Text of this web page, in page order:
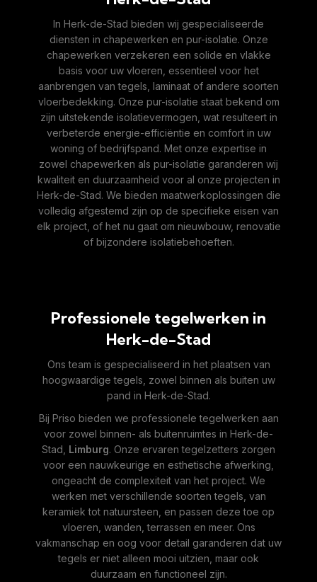
In Herk-de-Stad bieden wij gespecialiseerde
diensten in chapewerken en pur-isolatie. Onze
chapewerken verzekeren een solide en vlakke
basis voor uw vloeren, essentieel voor het
aanbrengen van tegels, laminaat of andere soorten
vloerbedekking. Onze pur-isolatie staat bekend om
zijn uitstekende isolatievermogen, wat resulteert in
verbeterde energie-efficiëntie en comfort in uw
woning of bedrijfspand. Met onze expertise in
zowel chapewerken als pur-isolatie garanderen wij
kwaliteit en duurzaamheid voor al onze projecten in
Herk-de-Stad. We bieden maatwerkoplossingen die
volledig afgestemd zijn op de specifieke eisen van
elk project, of het nu gaat om nieuwbouw, renovatie
of bijzondere isolatiebehoeften.
Professionele tegelwerken in
Herk-de-Stad
Ons team is gespecialiseerd in het plaatsen van
hoogwaardige tegels, zowel binnen als buiten uw
pand in Herk-de-Stad.
Bij Priso bieden we professionele tegelwerken aan
voor zowel binnen- als buitenruimtes in Herk-de-
Stad, Limburg. Onze ervaren tegelzetters zorgen
voor een nauwkeurige en esthetische afwerking,
ongeacht de complexiteit van het project. We
werken met verschillende soorten tegels, van
keramiek tot natuursteen, en passen deze toe op
vloeren, wanden, terrassen en meer. Ons
vakmanschap en oog voor detail garanderen dat uw
tegels er niet alleen mooi uitzien, maar ook
duurzaam en functioneel zijn.